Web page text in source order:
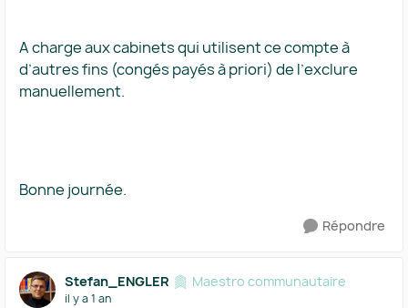
A charge aux cabinets qui utilisent ce compte à
d’autres fins (congés payés à priori) de l’exclure
manuellement.
Bonne journée.
Répondre
Stefan_ENGLER Maestro communautaire
il y a 1 an